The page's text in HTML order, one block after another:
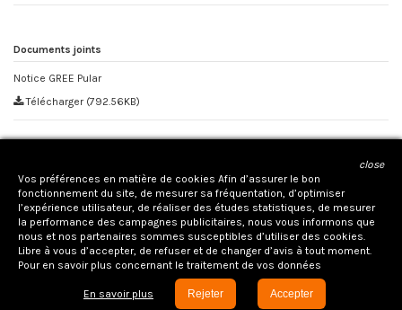
Documents joints
Notice GREE Pular
Télécharger (792.56KB)
CONTACTEZ NOUS
Votre distributeur des marques
Réunion.
close
Vos préférences en matière de cookies Afin d’assurer le bon
fonctionnement du site, de mesurer sa fréquentation, d’optimiser
l’expérience utilisateur, de réaliser des études statistiques, de mesurer
la performance des campagnes publicitaires, nous vous informons que
nous et nos partenaires sommes susceptibles d’utiliser des cookies.
Libre à vous d’accepter, de refuser et de changer d’avis à tout moment.
Pour en savoir plus concernant le traitement de vos données
En savoir plus Rejeter Accepter